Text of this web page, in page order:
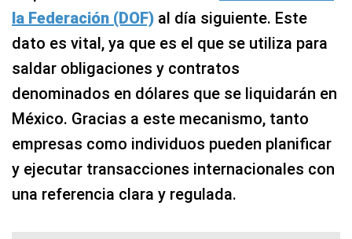
la Federación (DOF) al día siguiente. Este
dato es vital, ya que es el que se utiliza para
saldar obligaciones y contratos
denominados en dólares que se liquidarán en
México. Gracias a este mecanismo, tanto
empresas como individuos pueden planificar
y ejecutar transacciones internacionales con
una referencia clara y regulada.